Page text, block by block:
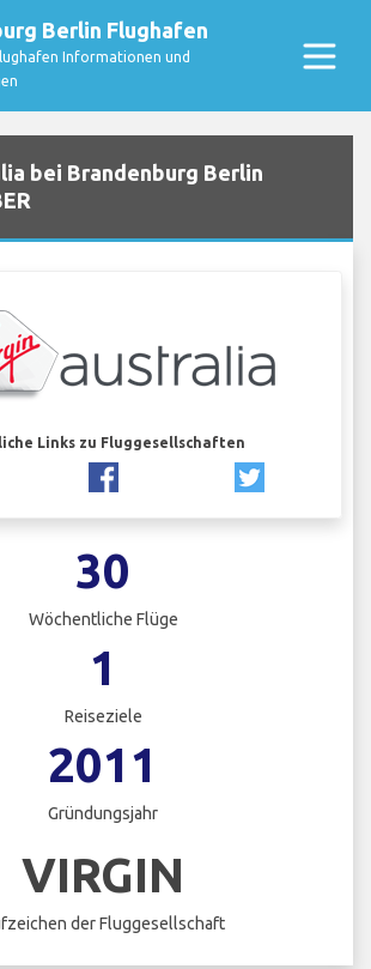
Berlin Flughafen
Informationen und
bei Brandenburg Berlin
Links zu Fluggesellschaften
30
Wöchentliche Flüge
1
Reiseziele
2011
Gründungsjahr
VIRGIN
der Fluggesellschaft